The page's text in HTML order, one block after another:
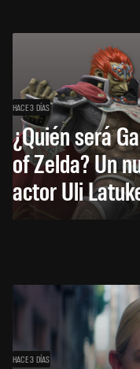
HACE 3 DÍAS
¿Quién será
of Zelda? Un
actor Uli
HACE 3 DÍAS